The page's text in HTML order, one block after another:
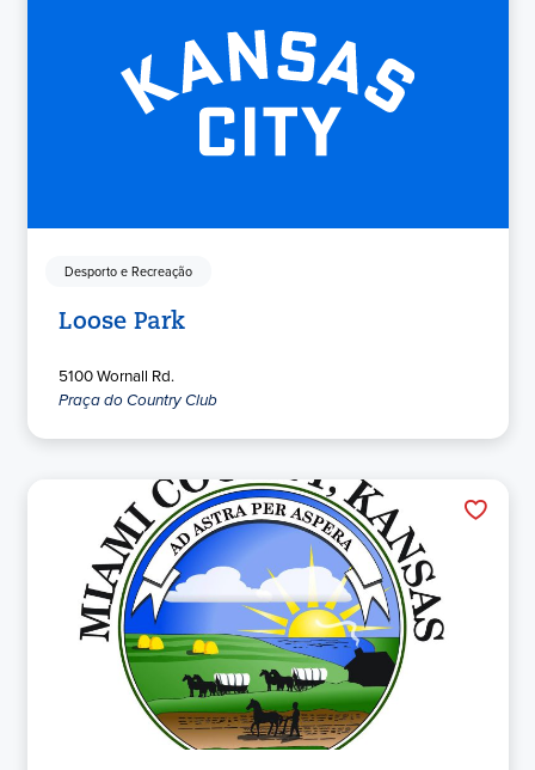
Desporto e Recreação
Loose Park
5100 Wornall Rd.
Praça do Country Club